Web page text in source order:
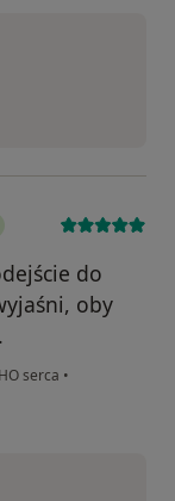
do
oby
serca •